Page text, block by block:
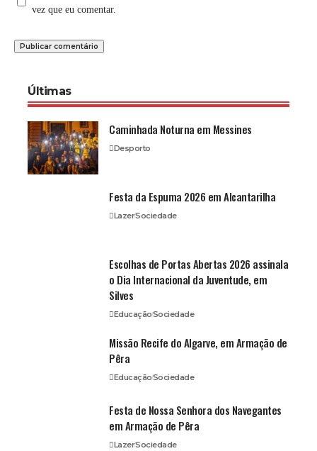
vez que eu comentar.
Últimas
Caminhada Noturna em Messines
Desporto
Festa da Espuma 2026 em Alcantarilha
LazerSociedade
Escolhas de Portas Abertas 2026 assinala
o Dia Internacional da Juventude, em
Silves
EducaçãoSociedade
Missão Recife do Algarve, em Armação de
Pêra
EducaçãoSociedade
Festa de Nossa Senhora dos Navegantes
em Armação de Pêra
LazerSociedade